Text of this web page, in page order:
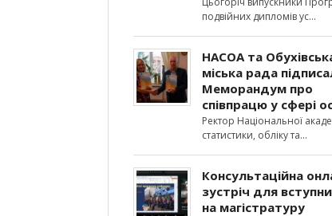
подвійних дипломів ус
НАСОА та
міська рада
Меморандум про
співпрацю у сфері
Ректор Національної
статистики, обліку та
Консультаційна
зустріч для
на магістратуру